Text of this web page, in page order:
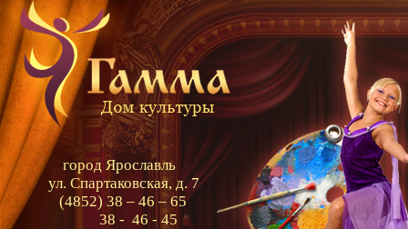
город Ярославль
ул. Спартаковская, д. 7
(4852) 38 – 46 – 65
38 - 46 - 45